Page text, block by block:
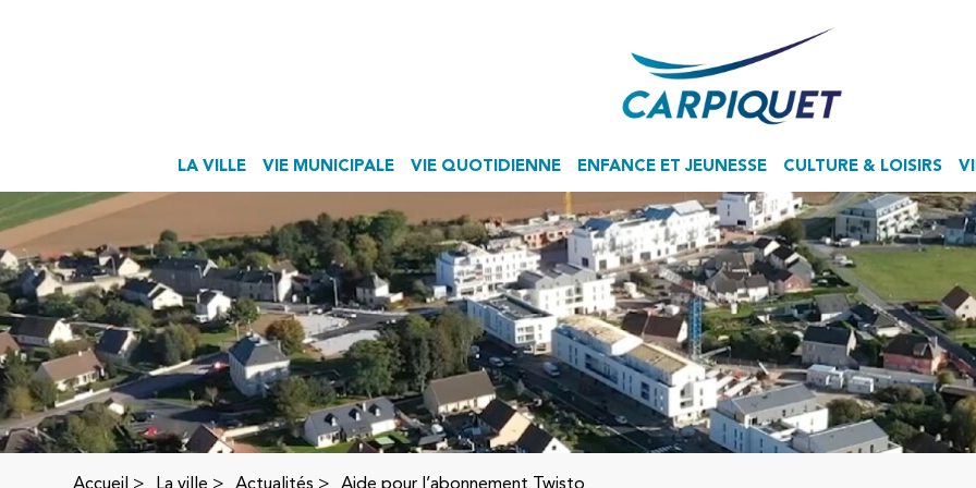
LA VILLE VIE MUNICIPALE VIE QUOTIDIENNE ENFANCE ET JEUNESSE CULTURE & LOISIRS